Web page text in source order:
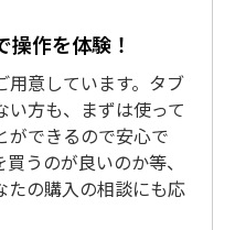
操作を体験！
用意しています。タブ
い方も、まずは使って
ができるので安心で
うのが良いのか等、
たの購入の相談にも応